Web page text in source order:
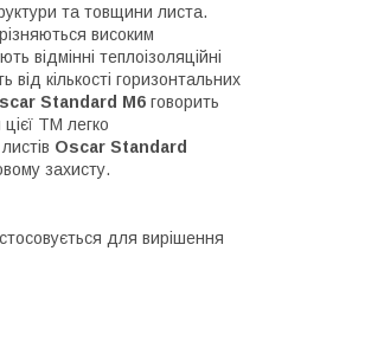
та товщини листа.
високим
відмінні теплоізоляційні
від кількості горизонтальних
Standard M6 говорить
ТМ легко
Oscar Standard
захисту.
для вирішення